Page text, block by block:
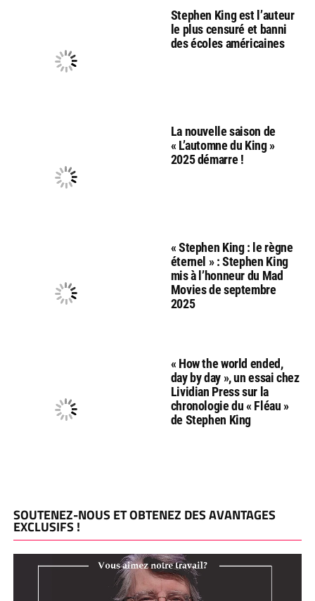
Stephen King est l’auteur
le plus censuré et banni
des écoles américaines
La nouvelle saison de
« L’automne du King »
2025 démarre !
« Stephen King : le règne
éternel » : Stephen King
mis à l’honneur du Mad
Movies de septembre
2025
« How the world ended,
day by day », un essai chez
Lividian Press sur la
chronologie du « Fléau »
de Stephen King
SOUTENEZ-NOUS ET OBTENEZ DES AVANTAGES
EXCLUSIFS !